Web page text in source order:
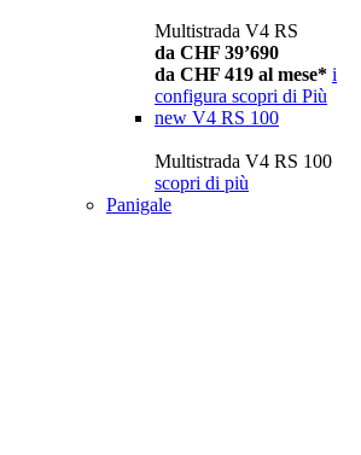
Multistrada V4 RS
da CHF 39’690
da CHF 419 al mese* i
configura scopri di Più
new V4 RS 100
Multistrada V4 RS 100
scopri di più
Panigale